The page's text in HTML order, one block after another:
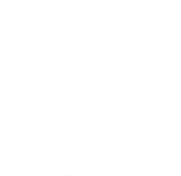
приборы